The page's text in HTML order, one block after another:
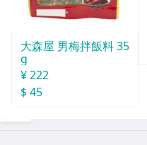
大森屋 男梅拌飯料 35
g
¥ 222
$ 45